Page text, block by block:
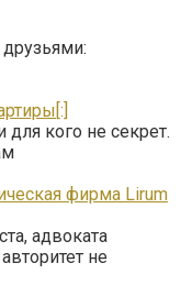
для кого не секрет.
фирма Lirum
адвоката
не